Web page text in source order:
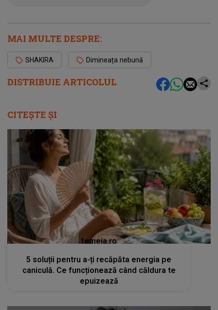
DISTRIBUIE ARTICOLUL
MAI MULTE DESPRE:
SHAKIRA Dimineața nebună
CITEȘTE ȘI
femeia.ro
5 soluții pentru a-ți recăpăta energia pe
caniculă. Ce funcționează când căldura te
epuizează